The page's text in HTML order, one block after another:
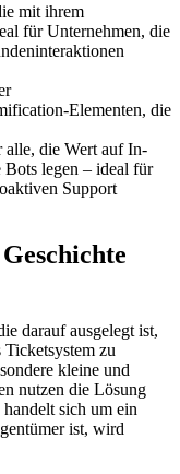
mit ihrem
für Unternehmen, die
Elementen, die
die Wert auf In-
legen – ideal für
Support
darauf ausgelegt ist,
zu
kleine und
nutzen die Lösung
sich um ein
ist, wird